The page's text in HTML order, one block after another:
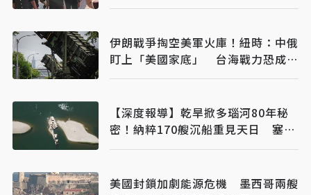
伊朗戰爭掏空美軍火庫！紐時：中俄
盯上「美國家底」 台海戰力恐成最
大受害者
【深度報導】乾旱掀多瑙河80年秘
密！納粹170艘沉船重見天日 塞爾
維亞砸數億清障救航運命脈
美國封鎖加劇能源危機 墨西哥兩艘